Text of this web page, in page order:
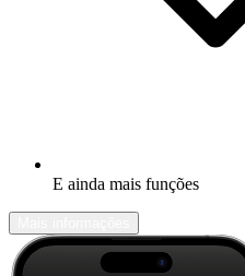
E ainda mais funções